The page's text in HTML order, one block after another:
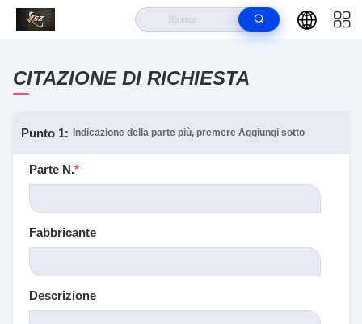
CITAZIONE DI RICHIESTA
Punto 1: Indicazione della parte più, premere Aggiungi sotto
Parte N.*
Fabbricante
Descrizione